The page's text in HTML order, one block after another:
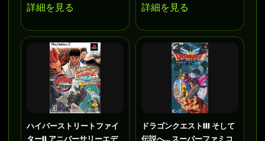
詳細を見る 詳細を見る
ハイパーストリートファイ
ターII アニバーサリーエデ
ドラゴンクエストIII そして
伝説へ… スーパーファミコ